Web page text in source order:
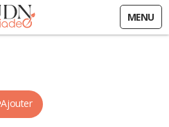
MENU
Ajouter